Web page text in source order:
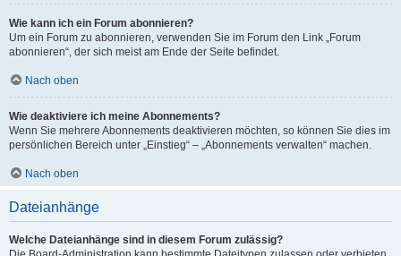
Wie kann ich ein Forum abonnieren?
Um ein Forum zu abonnieren, verwenden Sie im Forum den Link „Forum
abonnieren“, der sich meist am Ende der Seite befindet.
Nach oben
Wie deaktiviere ich meine Abonnements?
Wenn Sie mehrere Abonnements deaktivieren möchten, so können Sie dies im
persönlichen Bereich unter „Einstieg“ – „Abonnements verwalten“ machen.
Nach oben
Dateianhänge
Welche Dateianhänge sind in diesem Forum zulässig?